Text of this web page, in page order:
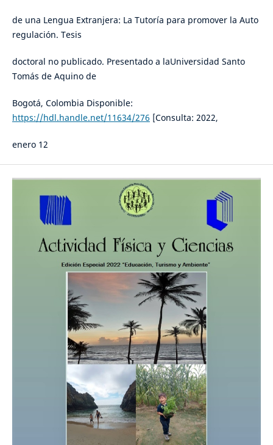
de una Lengua Extranjera: La Tutoría para promover la Auto
regulación. Tesis
doctoral no publicado. Presentado a laUniversidad Santo
Tomás de Aquino de
Bogotá, Colombia Disponible:
https://hdl.handle.net/11634/276 [Consulta: 2022,
enero 12